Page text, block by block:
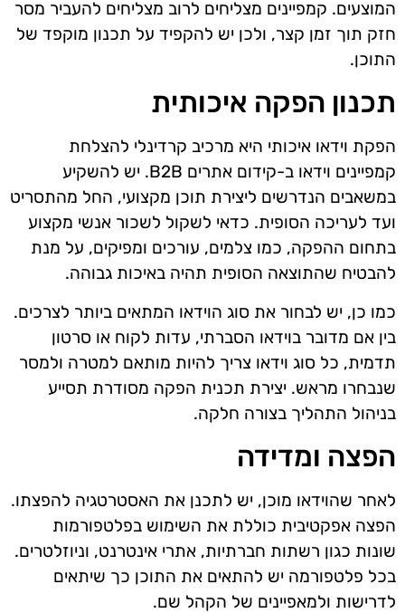
המוצעים. קמפיינים מצליחים לרוב מצליחים להעביר מסר
חזק תוך זמן קצר, ולכן יש להקפיד על תכנון מוקפד של
התוכן.
תכנון הפקה איכותית
הפקת וידאו איכותי היא מרכיב קרדינלי להצלחת
קמפיינים וידאו ב-קידום אתרים B2B. יש להשקיע
במשאבים הנדרשים ליצירת תוכן מקצועי, החל מהתסריט
ועד לעריכה הסופית. כדאי לשקול לשכור אנשי מקצוע
בתחום ההפקה, כמו צלמים, עורכים ומפיקים, על מנת
להבטיח שהתוצאה הסופית תהיה באיכות גבוהה.
כמו כן, יש לבחור את סוג הוידאו המתאים ביותר לצרכים.
בין אם מדובר בוידאו הסברתי, עדות לקוח או סרטון
תדמית, כל סוג וידאו צריך להיות מותאם למטרה ולמסר
שנבחרו מראש. יצירת תכנית הפקה מסודרת תסייע
בניהול התהליך בצורה חלקה.
הפצה ומדידה
לאחר שהוידאו מוכן, יש לתכנן את האסטרטגיה להפצתו.
הפצה אפקטיבית כוללת את השימוש בפלטפורמות
שונות כגון רשתות חברתיות, אתרי אינטרנט, וניוזלטרים.
בכל פלטפורמה יש להתאים את התוכן כך שיתאים
לדרישות ולמאפיינים של הקהל שם.